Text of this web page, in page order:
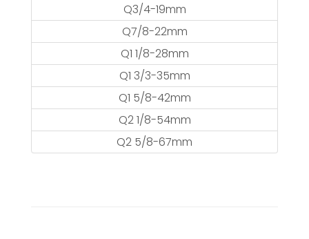
Q3/4-19mm
Q7/8-22mm
Q1 1/8-28mm
Q1 3/3-35mm
Q1 5/8-42mm
Q2 1/8-54mm
Q2 5/8-67mm